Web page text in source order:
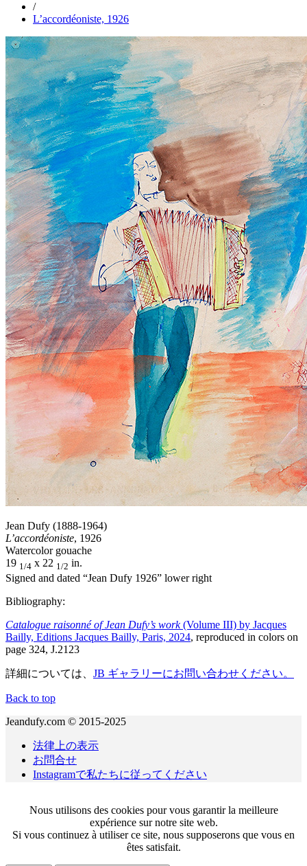
/
L’accordéoniste, 1926
Jean Dufy (1888-1964)
L’accordéoniste, 1926
Watercolor gouache
19 1/4 x 22 1/2 in.
Signed and dated “Jean Dufy 1926” lower right
Bibliography:
Catalogue raisonné of Jean Dufy’s work(Volume III) by Jacques
Bailly, Editions Jacques Bailly, Paris, 2024, reproduced in colors on
page 324, J.2123
詳細については、 JB ギャラリーにお問い合わせください。
Back to top
Jeandufy.com © 2015-2025
法律上の表示
お問合せ
Instagramで私たちに従ってください
Nous utilisons des cookies pour vous garantir la meilleure
expérience sur notre site web.
Si vous continuez à utiliser ce site, nous supposerons que vous en
êtes satisfait.